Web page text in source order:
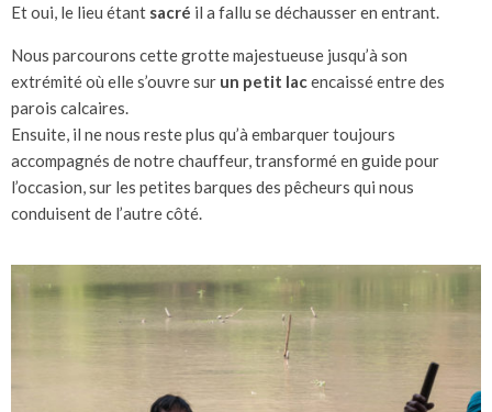
Et oui, le lieu étant sacré il a fallu se déchausser en entrant.
Nous parcourons cette grotte majestueuse jusqu’à son
extrémité où elle s’ouvre sur un petit lacencaissé entre des
parois calcaires.
Ensuite, il ne nous reste plus qu’à embarquer toujours
accompagnés de notre chauffeur, transformé en guide pour
l’occasion, sur les petites barques des pêcheurs qui nous
conduisent de l’autre côté.